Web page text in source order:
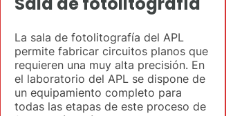
La sala de fotolitografía del APL
permite fabricar circuitos planos que
requieren una muy alta precisión. En
el laboratorio del APL se dispone de
un equipamiento completo para
todas las etapas de este proceso de